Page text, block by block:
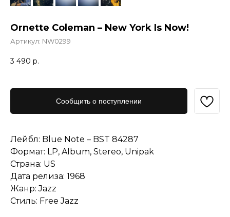
Ornette Coleman – New York Is Now!
Артикул: NW0299
3 490 р.
Сообщить о поступлении
Лейбл: Blue Note – BST 84287
Формат: LP, Album, Stereo, Unipak
Страна: US
Дата релиза: 1968
Жанр: Jazz
Стиль: Free Jazz